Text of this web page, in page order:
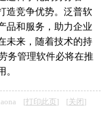
造竞争优势。泛普软
品和服务，助力企业
未来，随着技术的持
务管理软件必将在推
。
[打印此页] [关闭 ]